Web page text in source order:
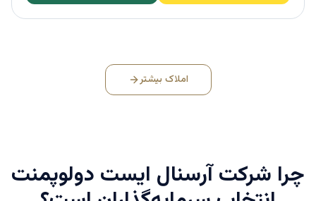
املاک بیشتر
چرا شرکت آرسنال ایست دولوپمنت